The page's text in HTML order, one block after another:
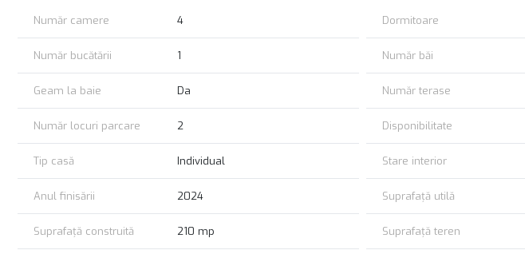
128.500 EURO
Posibilitate mutare imediat!
Număr camere 4 Dormitoare
Număr bucătării 1 Număr băi
Geam la baie Da Număr terase
Număr locuri parcare 2 Disponibilitate
Tip casă Individual Stare interior
Anul finisării 2024 Suprafață utilă
Suprafață construită 210 mp Suprafață teren